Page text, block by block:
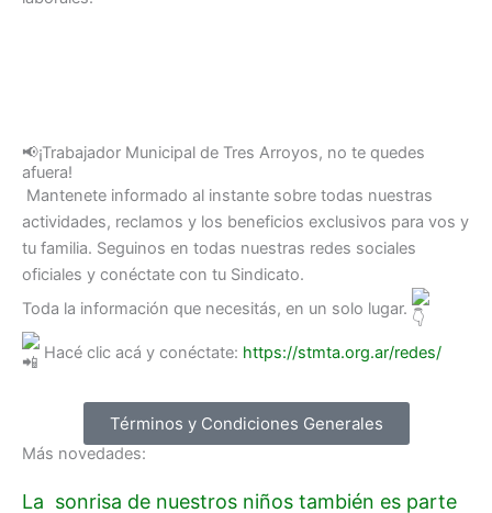
📢¡Trabajador Municipal de Tres Arroyos, no te quedes
afuera!
Mantenete informado al instante sobre todas nuestras
actividades, reclamos y los beneficios exclusivos para vos y
tu familia. Seguinos en todas nuestras redes sociales
oficiales y conéctate con tu Sindicato.
Toda la información que necesitás, en un solo lugar.
Hacé clic acá y conéctate: https://stmta.org.ar/redes/
Términos y Condiciones Generales
Más novedades:
La sonrisa de nuestros niños también es parte